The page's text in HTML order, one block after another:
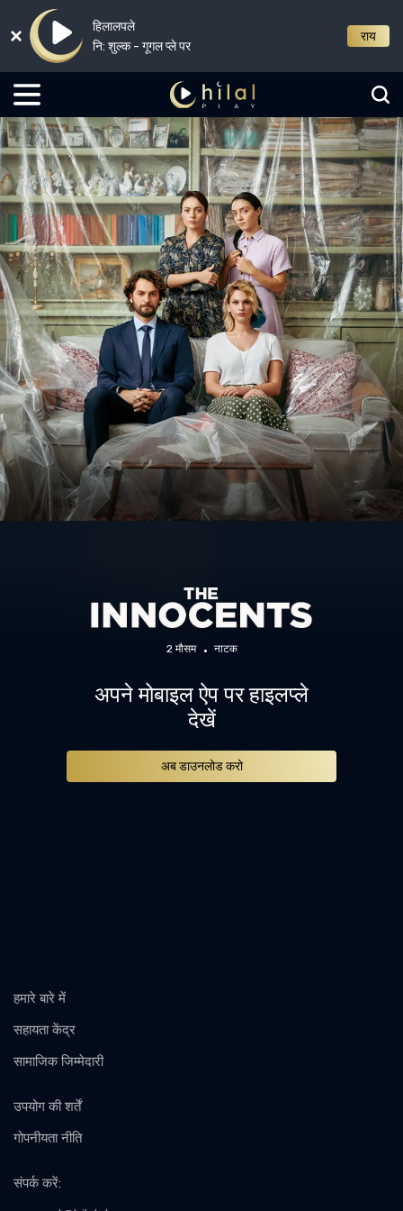
हिलालपले
नि: शुल्क - गूगल प्ले पर
राय
2 मौसम नाटक
अपने मोबाइल ऐप पर हाइलप्ले
देखें
अब डाउनलोड करो
हमारे बारे में
सहायता केंद्र
सामाजिक जिम्मेदारी
उपयोग की शर्तें
गोपनीयता नीति
संपर्क करें: